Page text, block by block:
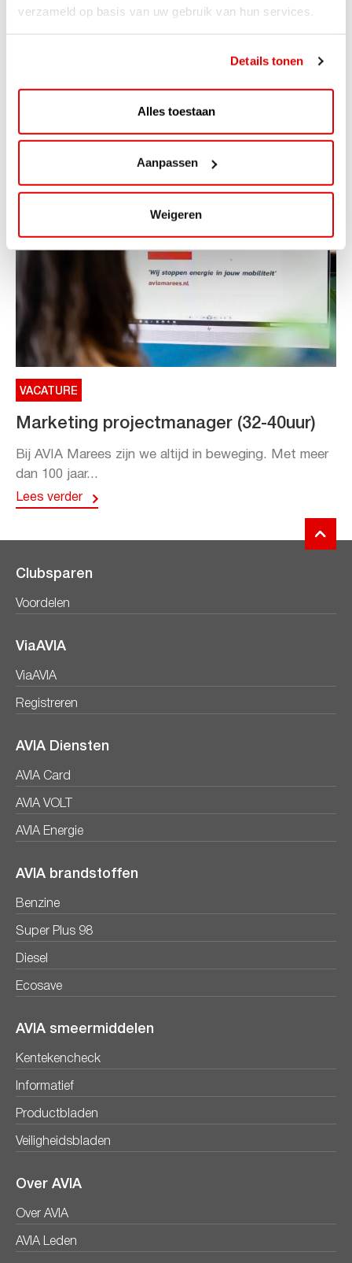
verzameld op basis van uw gebruik van hun services.
Details tonen
Alles toestaan
Aanpassen
Weigeren
ACTIE
Lees verder
VACATURE
Marketing projectmanager (32-40uur)
Bij AVIA Marees zijn we altijd in beweging. Met meer
dan 100 jaar...
Lees verder
Clubsparen
Voordelen
ViaAVIA
ViaAVIA
Registreren
AVIA Diensten
AVIA Card
AVIA VOLT
AVIA Energie
AVIA brandstoffen
Benzine
Super Plus 98
Diesel
Ecosave
AVIA smeermiddelen
Kentekencheck
Informatief
Productbladen
Veiligheidsbladen
Over AVIA
Over AVIA
AVIA Leden